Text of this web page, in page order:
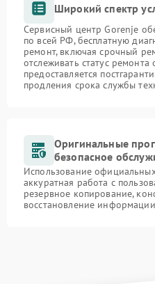
Широкий спектр
Сервисный центр Gorenje
по всей РФ, бесплатную
ремонт, включая срочный
отслеживать статус ремонта
предоставляется
продления срока службы
Оригинальные
безопасное
Использование
аккуратная работа с
резервное копирование,
восстановление